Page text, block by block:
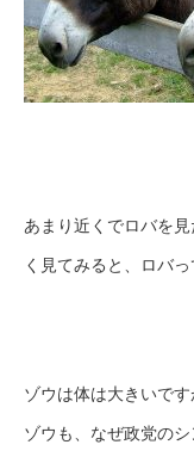
あまり近くでロバを
く見てみると、ロバ
ゾウは体は大きいで
ゾウも、なぜ政党の